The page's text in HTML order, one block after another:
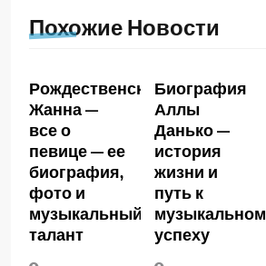
Похожие Новости
Рождественская
Жанна —
все о
певице — ее
биография,
фото и
музыкальный
талант
Биография
Аллы
Данько —
история
жизни и
путь к
музыкальному
успеху